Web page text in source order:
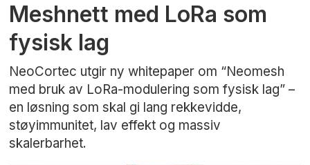
Meshnett med LoRa som
fysisk lag
NeoCortec utgir ny whitepaper om “Neomesh
med bruk av LoRa-modulering som fysisk lag” –
en løsning som skal gi lang rekkevidde,
støyimmunitet, lav effekt og massiv
skalerbarhet.